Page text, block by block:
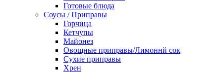
Готовые блюда
Соусы / Приправы
Горчица
Кетчупы
Майонез
Овощные приправы/Лимоннй сок
Сухие приправы
Хрен